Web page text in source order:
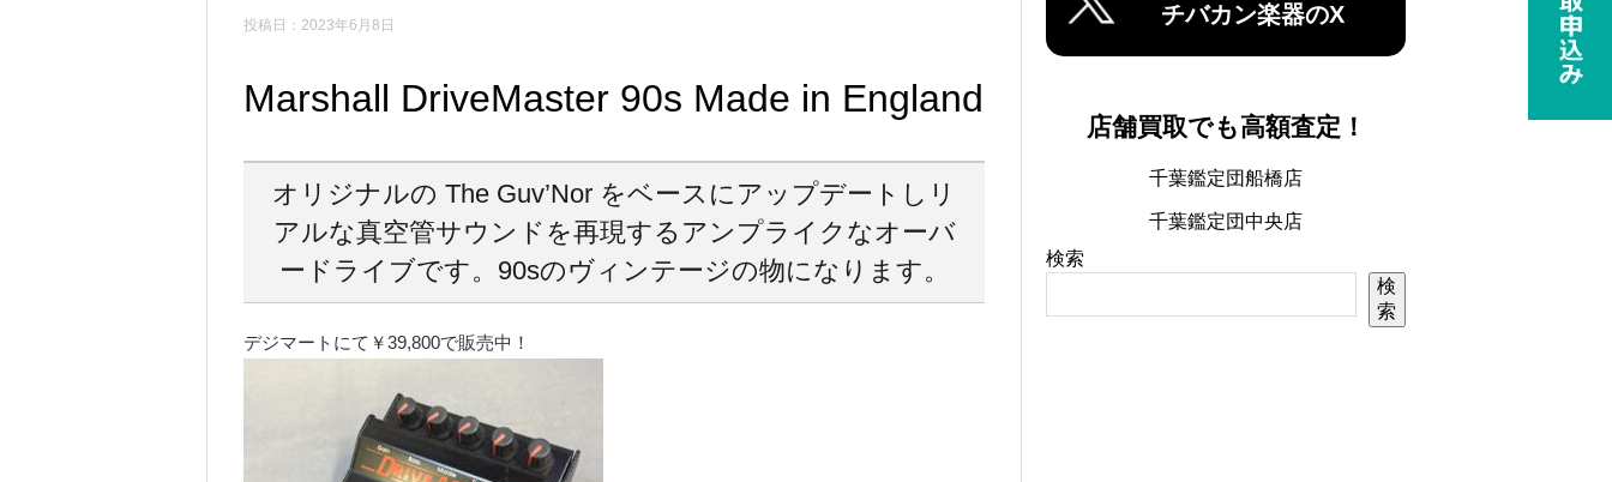
投稿日：2023年6月8日
Marshall DriveMaster 90s Made in England
オリジナルの The Guv’Nor をベースにアップデートしリ
アルな真空管サウンドを再現するアンプライクなオーバ
ードライブです。90sのヴィンテージの物になります。
デジマートにて￥39,800で販売中！
チバカン楽器のX
店舗買取でも高額査定！
千葉鑑定団船橋店
千葉鑑定団中央店
検索
検
索